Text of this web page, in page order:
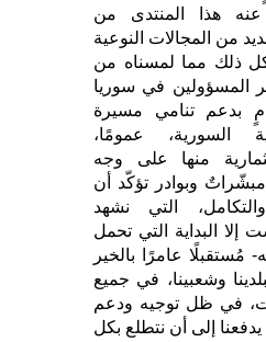
هذا المنتدى من
من المجالات النوعية
كل ذلك مما لمسناه من
المسؤولين في سوريا
بدعم تنامي مسيرة
السورية، عمومًا،
منها على وجه
وبوادر تؤكّد أن
التي نشهد
إلا البداية التي تحمل
مُستقبلًا عامرًا بالخير
وشعبينا، في جميع
في ظل توجيه ودعم
يدفعنا إلى أن نتطلع بكل